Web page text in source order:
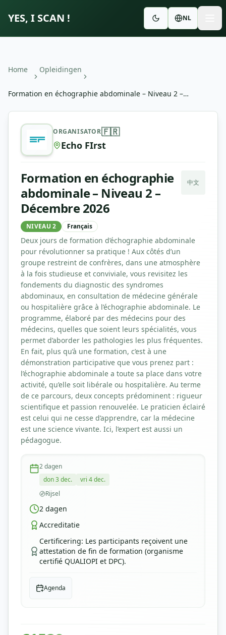
YES, I SCAN ! NL
Home Opleidingen
Formation en échographie abdominale – Niveau 2 –
Formation en échographie abdominale – Niveau 2 –
ORGANISATOR🇫🇷
Echo FIrst
Formation en échographie
abdominale – Niveau 2 –
Décembre 2026
中文
NIVEAU 2 Français
Deux jours de formation d’échographie abdominale
pour révolutionner sa pratique ! Aux côtés d’un
groupe restreint de confrères, dans une atmosphère
à la fois studieuse et conviviale, vous revisitez les
fondements du diagnostic des syndromes
abdominaux, en consultation de médecine générale
ou hospitalière grâce à l’échographie abdominale. Le
programme, élaboré par des médecins pour des
médecins, quelles que soient leurs spécialités, vous
permet d’aborder les pathologies les plus fréquentes.
En fait, plus qu’à une formation, c’est à une
démonstration participative que vous prenez part :
l’échographie abdominale a toute sa place dans votre
activité, qu’elle soit libérale ou hospitalière. Au terme
de ce parcours, deux concepts prédominent : rigueur
scientifique et passion renouvelée. Le praticien éclairé
est celui qui ne cesse d’apprendre, car la médecine
est une science vivante. Ici, l’expert est aussi un
pédagogue.
2dagen
don 3 dec.
vri 4 dec.
Rijsel
2 dagen
Accreditatie
Certificering: Les participants reçoivent une
attestation de fin de formation (organisme
certifié QUALIOPI et DPC).
Agenda